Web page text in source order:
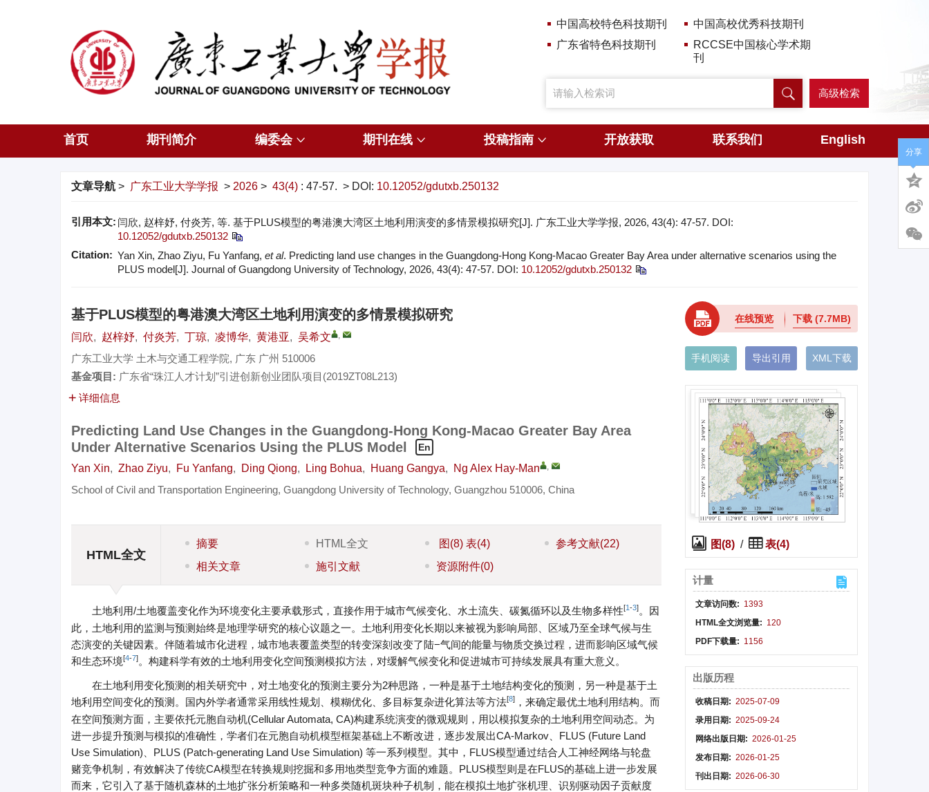
中国高校特色科技期刊
中国高校优秀科技期刊
广东省特色科技期刊
RCCSE中国核心学术期
刊
高级检索
首页 期刊简介 编委会 期刊在线 投稿指南 开放获取 联系我们 English
文章导航 > 广东工业大学学报 > 2026 > 43(4) : 47-57. > DOI: 10.12052/gdutxb.250132
引用本文: 闫欣, 赵梓妤, 付炎芳, 等. 基于PLUS模型的粤港澳大湾区土地利用演变的多情景模拟研究[J]. 广东工业大学学报, 2026, 43(4): 47-57. DOI:
10.12052/gdutxb.250132
Citation: Yan Xin, Zhao Ziyu, Fu Yanfang, et al. Predicting land use changes in the Guangdong-Hong Kong-Macao Greater Bay Area under alternative scenarios using the
PLUS model[J]. Journal of Guangdong University of Technology, 2026, 43(4): 47-57. DOI: 10.12052/gdutxb.250132
基于PLUS模型的粤港澳大湾区土地利用演变的多情景模拟研究
闫欣, 赵梓妤, 付炎芳, 丁琼, 凌博华, 黄港亚, 吴希文 ,
广东工业大学 土木与交通工程学院, 广东 广州 510006
基金项目: 广东省“珠江人才计划”引进创新创业团队项目(2019ZT08L213)
详细信息
Predicting Land Use Changes in the Guangdong-Hong Kong-Macao Greater Bay Area
Under Alternative Scenarios Using the PLUS Model
En
Yan Xin, Zhao Ziyu, Fu Yanfang, Ding Qiong, Ling Bohua, Huang Gangya, Ng Alex Hay-Man ,
School of Civil and Transportation Engineering, Guangdong University of Technology, Guangzhou 510006, China
HTML全文
摘要 HTML全文 图 (8)表(4) 参考文献(22)
相关文章
施引文献 资源附件(0)
土地利用/土地覆盖变化作为环境变化主要承载形式，直接作用于城市气候变化、水土流失、碳氮循环以及生物多样性[1 -3] 。因
此，土地利用的监测与预测始终是地理学研究的核心议题之一。土地利用变化长期以来被视为影响局部、区域乃至全球气候与生
态演变的关键因素。伴随着城市化进程，城市地表覆盖类型的转变深刻改变了陆−气间的能量与物质交换过程，进而影响区域气候
和生态环境[4-7] 。构建科学有效的土地利用变化空间预测模拟方法，对缓解气候变化和促进城市可持续发展具有重大意义。
在土地利用变化预测的相关研究中，对土地变化的预测主要分为2种思路，一种是基于土地结构变化的预测，另一种是基于土
地利用空间变化的预测。国内外学者通常采用线性规划、模糊优化、多目标复杂进化算法等方法[8] ，来确定最优土地利用结构。而
在空间预测方面，主要依托元胞自动机(Cellular Automata, CA)构建系统演变的微观规则，用以模拟复杂的土地利用空间动态。为
进一步提升预测与模拟的准确性，学者们在元胞自动机模型框架基础上不断改进，逐步发展出CA-Markov、FLUS (Future Land
Use Simulation)、PLUS (Patch-generating Land Use Simulation) 等一系列模型。其中，FLUS模型通过结合人工神经网络与轮盘
赌竞争机制，有效解决了传统CA模型在转换规则挖掘和多用地类型竞争方面的难题。PLUS模型则是在FLUS的基础上进一步发展
而来，它引入了基于随机森林的土地扩张分析策略和一种多类随机斑块种子机制，能在模拟土地扩张机理、识别驱动因子贡献度
在线预览 下载 (7.7MB)
手机阅读 导出引用 XML下载
图(8)/ 表(4)
计量
文章访问数: 1393
HTML全文浏览量: 120
PDF下载量: 1156
出版历程
收稿日期: 2025-07-09
录用日期: 2025-09-24
网络出版日期: 2026-01-25
发布日期: 2026-01-25
刊出日期: 2026-06-30
分享